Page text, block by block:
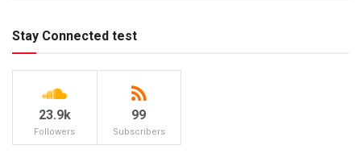
Stay Connected test
23.9k
Followers
99
Subscribers